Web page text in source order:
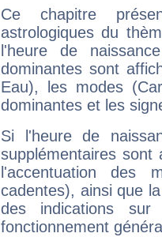
Ce chapitre
astrologiques du
l'heure de
dominantes sont
Eau), les modes
dominantes et les
Si l'heure de
supplémentaires sont
l'accentuation des
cadentes), ainsi que
des indications sur
fonctionnement